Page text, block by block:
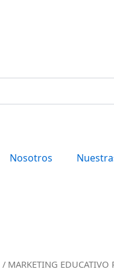
Nosotros
/ MARKETING EDUCATIVO